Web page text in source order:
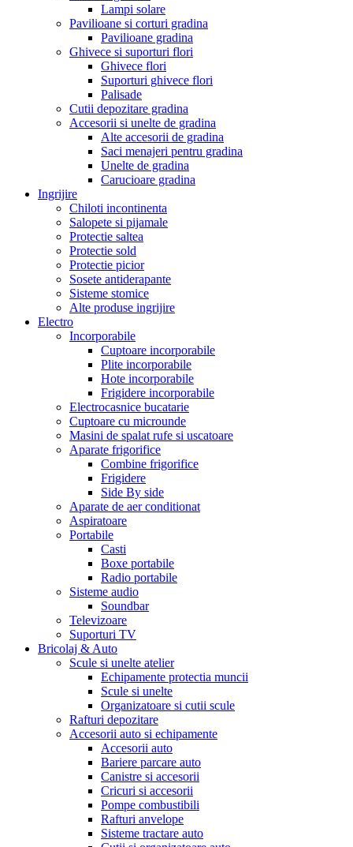
Lampi solare
Pavilioane si corturi gradina
Pavilioane gradina
Ghivece si suporturi flori
Ghivece flori
Suporturi ghivece flori
Palisade
Cutii depozitare gradina
Accesorii si unelte de gradina
Alte accesorii de gradina
Saci menajeri pentru gradina
Unelte de gradina
Carucioare gradina
Ingrijire
Chiloti incontinenta
Salopete si pijamale
Protectie saltea
Protectie sold
Protectie picior
Sosete antiderapante
Sisteme stomice
Alte produse ingrijire
Electro
Incorporabile
Cuptoare incorporabile
Plite incorporabile
Hote incorporabile
Frigidere incorporabile
Electrocasnice bucatarie
Cuptoare cu microunde
Masini de spalat rufe si uscatoare
Aparate frigorifice
Combine frigorifice
Frigidere
Side By side
Aparate de aer conditionat
Aspiratoare
Portabile
Casti
Boxe portabile
Radio portabile
Sisteme audio
Soundbar
Televizoare
Suporturi TV
Bricolaj & Auto
Scule si unelte atelier
Echipamente protectia muncii
Scule si unelte
Organizatoare si cutii scule
Rafturi depozitare
Accesorii auto si echipamente
Accesorii auto
Bariere parcare auto
Canistre si accesorii
Cricuri si accesorii
Pompe combustibili
Rafturi anvelope
Sisteme tractare auto